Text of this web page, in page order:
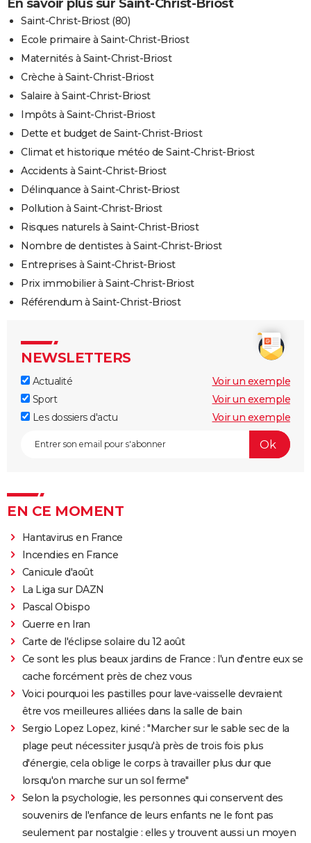
En savoir plus sur Saint-Christ-Briost
Saint-Christ-Briost (80)
Ecole primaire à Saint-Christ-Briost
Maternités à Saint-Christ-Briost
Crèche à Saint-Christ-Briost
Salaire à Saint-Christ-Briost
Impôts à Saint-Christ-Briost
Dette et budget de Saint-Christ-Briost
Climat et historique météo de Saint-Christ-Briost
Accidents à Saint-Christ-Briost
Délinquance à Saint-Christ-Briost
Pollution à Saint-Christ-Briost
Risques naturels à Saint-Christ-Briost
Nombre de dentistes à Saint-Christ-Briost
Entreprises à Saint-Christ-Briost
Prix immobilier à Saint-Christ-Briost
Référendum à Saint-Christ-Briost
NEWSLETTERS
Actualité
Voir un exemple
Sport
Voir un exemple
Les dossiers d'actu
Voir un exemple
EN CE MOMENT
Hantavirus en France
Incendies en France
Canicule d'août
La Liga sur DAZN
Pascal Obispo
Guerre en Iran
Carte de l'éclipse solaire du 12 août
Ce sont les plus beaux jardins de France : l'un d'entre eux se
cache forcément près de chez vous
Voici pourquoi les pastilles pour lave-vaisselle devraient
être vos meilleures alliées dans la salle de bain
Sergio Lopez Lopez, kiné : "Marcher sur le sable sec de la
plage peut nécessiter jusqu'à près de trois fois plus
d'énergie, cela oblige le corps à travailler plus dur que
lorsqu'on marche sur un sol ferme"
Selon la psychologie, les personnes qui conservent des
souvenirs de l'enfance de leurs enfants ne le font pas
seulement par nostalgie : elles y trouvent aussi un moyen